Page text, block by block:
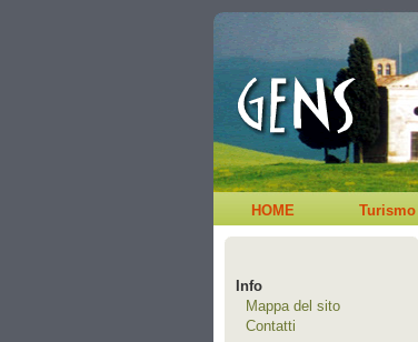
HOME Turismo
Info
Mappa del sito
Contatti